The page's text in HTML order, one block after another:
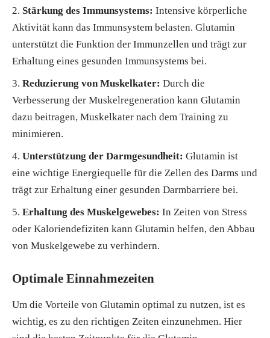
Stärkung des Immunsystems: Intensive körperliche
Aktivität kann das Immunsystem belasten. Glutamin
unterstützt die Funktion der Immunzellen und trägt zur
Erhaltung eines gesunden Immunsystems bei.
Reduzierung von Muskelkater: Durch die
Verbesserung der Muskelregeneration kann Glutamin
dazu beitragen, Muskelkater nach dem Training zu
minimieren.
Unterstützung der Darmgesundheit: Glutamin ist
eine wichtige Energiequelle für die Zellen des Darms und
trägt zur Erhaltung einer gesunden Darmbarriere bei.
Erhaltung des Muskelgewebes: In Zeiten von Stress
oder Kaloriendefiziten kann Glutamin helfen, den Abbau
von Muskelgewebe zu verhindern.
Optimale Einnahmezeiten
Um die Vorteile von Glutamin optimal zu nutzen, ist es
wichtig, es zu den richtigen Zeiten einzunehmen. Hier